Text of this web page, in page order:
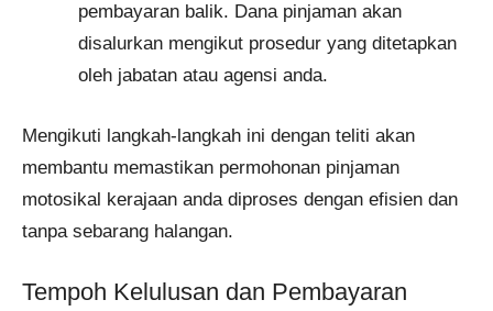
pembayaran balik. Dana pinjaman akan
disalurkan mengikut prosedur yang ditetapkan
oleh jabatan atau agensi anda.
Mengikuti langkah-langkah ini dengan teliti akan
membantu memastikan permohonan pinjaman
motosikal kerajaan anda diproses dengan efisien dan
tanpa sebarang halangan.
Tempoh Kelulusan dan Pembayaran